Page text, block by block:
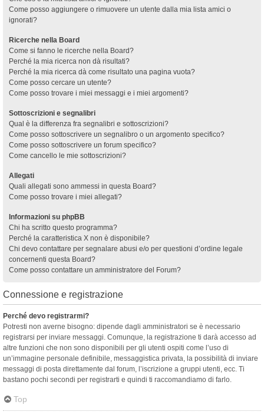
Come posso aggiungere o rimuovere un utente dalla mia lista amici o
ignorati?
Ricerche nella Board
Come si fanno le ricerche nella Board?
Perché la mia ricerca non dà risultati?
Perché la mia ricerca dà come risultato una pagina vuota?
Come posso cercare un utente?
Come posso trovare i miei messaggi e i miei argomenti?
Sottoscrizioni e segnalibri
Qual è la differenza fra segnalibri e sottoscrizioni?
Come posso sottoscrivere un segnalibro o un argomento specifico?
Come posso sottoscrivere un forum specifico?
Come cancello le mie sottoscrizioni?
Allegati
Quali allegati sono ammessi in questa Board?
Come posso trovare i miei allegati?
Informazioni su phpBB
Chi ha scritto questo programma?
Perché la caratteristica X non è disponibile?
Chi devo contattare per segnalare abusi e/o per questioni d’ordine legale
concernenti questa Board?
Come posso contattare un amministratore del Forum?
Connessione e registrazione
Perché devo registrarmi?
Potresti non averne bisogno: dipende dagli amministratori se è necessario
registrarsi per inviare messaggi. Comunque, la registrazione ti darà accesso ad
altre funzioni che non sono disponibili per gli utenti ospiti come l’uso di
un’immagine personale definibile, messaggistica privata, la possibilità di inviare
messaggi di posta direttamente dal forum, l’iscrizione a gruppi utenti, ecc. Ti
bastano pochi secondi per registrarti e quindi ti raccomandiamo di farlo.
Top